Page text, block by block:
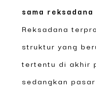
sama
Reksadana
struktur yang
tertentu di akhir
sedangkan